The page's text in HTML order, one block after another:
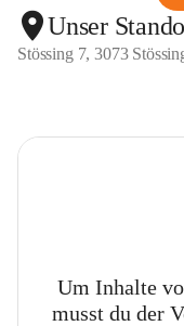
Unser
Stössing 7, 3073
Um Inhalte
musst du der